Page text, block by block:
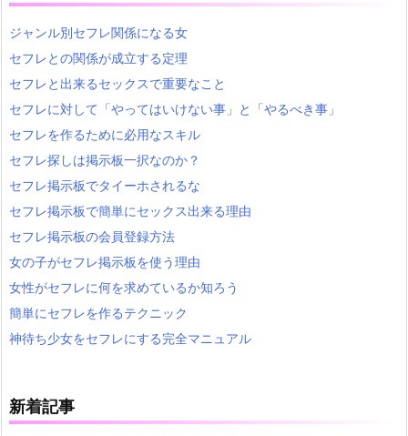
ジャンル別セフレ関係になる女
セフレとの関係が成立する定理
セフレと出来るセックスで重要なこと
セフレに対して「やってはいけない事」と「やるべき事」
セフレを作るために必用なスキル
セフレ探しは掲示板一択なのか？
セフレ掲示板でタイーホされるな
セフレ掲示板で簡単にセックス出来る理由
セフレ掲示板の会員登録方法
女の子がセフレ掲示板を使う理由
女性がセフレに何を求めているか知ろう
簡単にセフレを作るテクニック
神待ち少女をセフレにする完全マニュアル
新着記事